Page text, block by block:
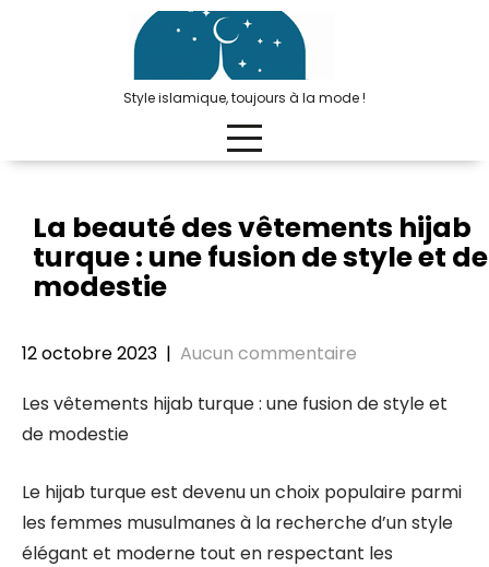
Style islamique, toujours à la mode !
La beauté des vêtements hijab
turque : une fusion de style et de
modestie
12 octobre 2023 | Aucun commentaire
Les vêtements hijab turque : une fusion de style et
de modestie
Le hijab turque est devenu un choix populaire parmi
les femmes musulmanes à la recherche d’un style
élégant et moderne tout en respectant les